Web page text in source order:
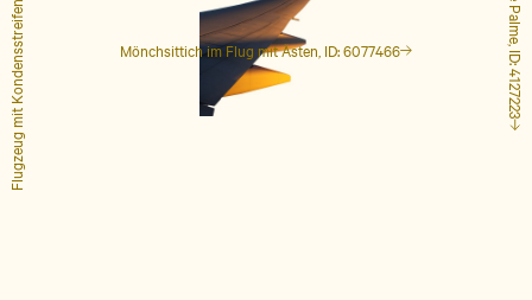
Mönchsittich im Flug mit Ästen, ID: 6077466 Hohe Palme, ID: 4127223
Flugzeug mit Kondensstreifen, ID: 1848649